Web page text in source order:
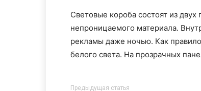
Световые короба состоят из
непроницаемого материала.
рекламы даже ночью. Как
белого света. На прозрачных
Предыдущая статья